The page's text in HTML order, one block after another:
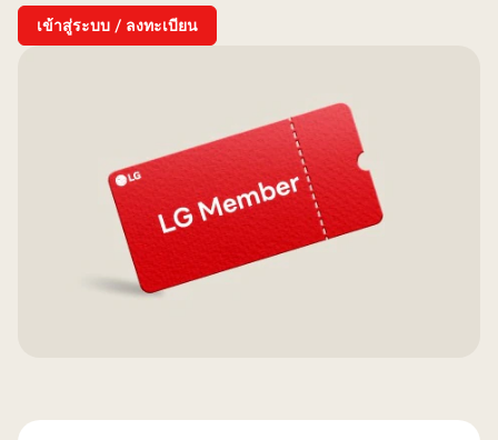
เข้าสู่ระบบ / ลงทะเบียน